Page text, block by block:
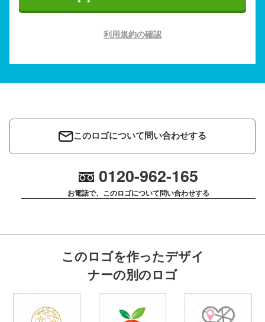
利用規約の確認
このロゴについて問い合わせする
0120-962-165
お電話で、このロゴについて問い合わせする
このロゴを作ったデザイ
ナーの別のロゴ